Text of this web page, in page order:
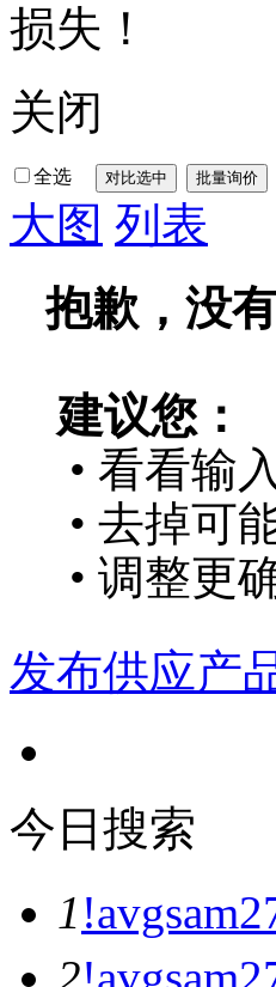
损失！
关闭
全选
大图 列表
抱歉，没
建议您：
• 看看输
• 去掉可
• 调整更
发布供应产
今日搜索
1
2